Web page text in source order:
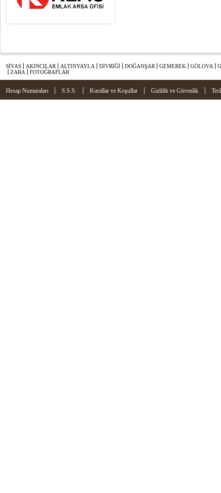
SİVAS AKINCILAR ALTINYAYLA DİVRİĞİ DOĞANŞAR GEMEREK GÖLOVA
ZARA
FOTOĞRAFLAR
Hesap Numaraları | S.S.S. | Kurallar ve Koşullar | Gizlilik ve Güvenlik |